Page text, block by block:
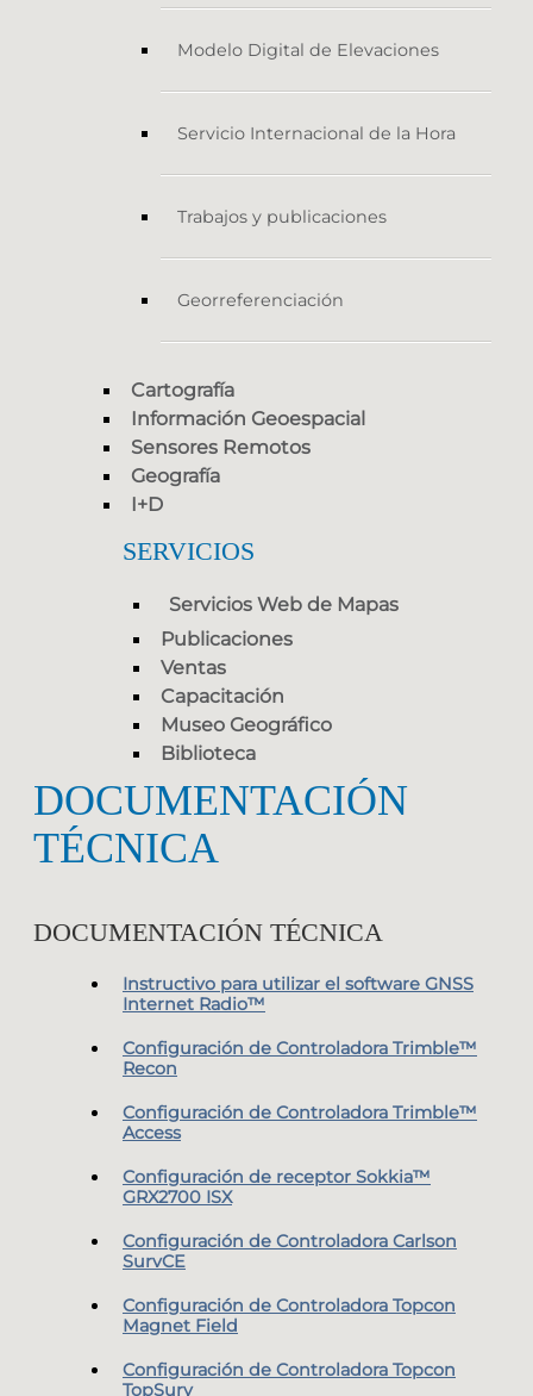
Modelo Digital de Elevaciones
Servicio Internacional de la Hora
Trabajos y publicaciones
Georreferenciación
Cartografía
Información Geoespacial
Sensores Remotos
Geografía
I+D
SERVICIOS
Servicios Web de Mapas
Publicaciones
Ventas
Capacitación
Museo Geográfico
Biblioteca
DOCUMENTACIÓN
TÉCNICA
DOCUMENTACIÓN TÉCNICA
Instructivo para utilizar el software GNSS
Internet Radio™
Configuración de Controladora Trimble™
Recon
Configuración de Controladora Trimble™
Access
Configuración de receptor Sokkia™
GRX2700 ISX
Configuración de Controladora Carlson
SurvCE
Configuración de Controladora Topcon
Magnet Field
Configuración de Controladora Topcon
TopSurv